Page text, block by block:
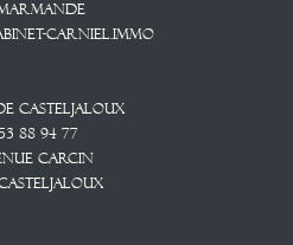
Marmande
carniel.immo
Casteljaloux
88 94 77
CARCIN
CASTELJALOUX